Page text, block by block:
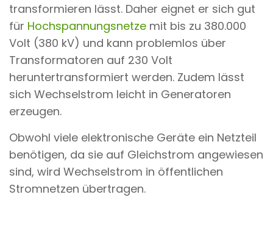
transformieren lässt. Daher eignet er sich gut
für Hochspannungsnetze mit bis zu 380.000
Volt (380 kV) und kann problemlos über
Transformatoren auf 230 Volt
heruntertransformiert werden. Zudem lässt
sich Wechselstrom leicht in Generatoren
erzeugen.
Obwohl viele elektronische Geräte ein Netzteil
benötigen, da sie auf Gleichstrom angewiesen
sind, wird Wechselstrom in öffentlichen
Stromnetzen übertragen.